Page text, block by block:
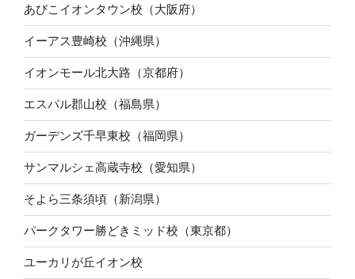
あびこイオンタウン校（大阪府）
イーアス豊崎校（沖縄県）
イオンモール北大路（京都府）
エスパル郡山校（福島県）
ガーデンズ千早東校（福岡県）
サンマルシェ高蔵寺校（愛知県）
そよら三条須頃（新潟県）
パークタワー勝どきミッド校（東京都）
ユーカリが丘イオン校